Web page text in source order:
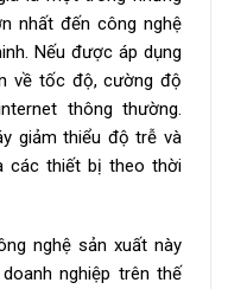
nhất đến công nghệ
Nếu được áp dụng
về tốc độ, cường độ
thông thường.
giảm thiểu độ trễ và
các thiết bị theo thời
nghệ sản xuất này
nghiệp trên thế